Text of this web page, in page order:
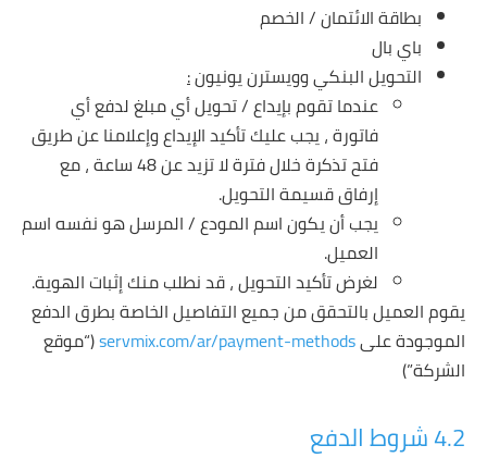
بطاقة الائتمان / الخصم
باي بال
التحويل البنكي وويسترن يونيون:
عندما تقوم بإيداع / تحويل أي مبلغ لدفع أي
فاتورة ، يجب عليك تأكيد الإيداع وإعلامنا عن طريق
فتح تذكرة خلال فترة لا تزيد عن 48 ساعة ، مع
إرفاق قسيمة التحويل.
يجب أن يكون اسم المودع / المرسل هو نفسه اسم
العميل.
لغرض تأكيد التحويل ، قد نطلب منك إثبات الهوية.
يقوم العميل بالتحقق من جميع التفاصيل الخاصة بطرق الدفع
الموجودة علىservmix.com/ar/payment-methods(“موقع
الشركة”)
4.2 شروط الدفع